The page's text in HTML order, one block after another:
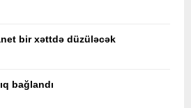
bir xəttdə düzüləcək
bağlandı